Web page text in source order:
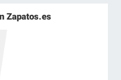
Zapatos.es